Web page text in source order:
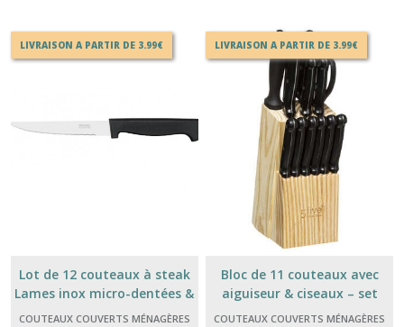
LIVRAISON A PARTIR DE 3.99€
Lot de 12 couteaux à steak
Lames inox micro-dentées &
manches polypropylène
COUTEAUX COUVERTS MÉNAGÈRES
LIVRAISON A PARTIR DE 3.99€
Bloc de 11 couteaux avec
aiguiseur & ciseaux – set
complet couteaux de cuisine
COUTEAUX COUVERTS MÉNAGÈRES